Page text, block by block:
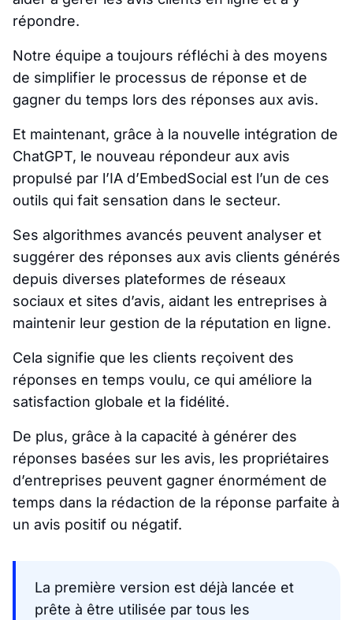
répondre.
Notre équipe a toujours réfléchi à des moyens
de simplifier le processus de réponse et de
gagner du temps lors des réponses aux avis.
Et maintenant, grâce à la nouvelle intégration de
ChatGPT, le nouveau répondeur aux avis
propulsé par l’IA d’EmbedSocial est l’un de ces
outils qui fait sensation dans le secteur.
Ses algorithmes avancés peuvent analyser et
suggérer des réponses aux avis clients générés
depuis diverses plateformes de réseaux
sociaux et sites d’avis, aidant les entreprises à
maintenir leur gestion de la réputation en ligne.
Cela signifie que les clients reçoivent des
réponses en temps voulu, ce qui améliore la
satisfaction globale et la fidélité.
De plus, grâce à la capacité à générer des
réponses basées sur les avis, les propriétaires
d’entreprises peuvent gagner énormément de
temps dans la rédaction de la réponse parfaite à
un avis positif ou négatif.
La première version est déjà lancée et
prête à être utilisée par tous les